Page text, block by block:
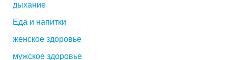
дыхание
Еда и напитки
женское здоровье
мужское здоровье